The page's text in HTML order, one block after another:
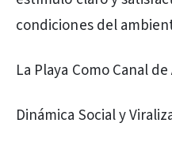
condiciones del
La Playa Como Canal
Dinámica Social y